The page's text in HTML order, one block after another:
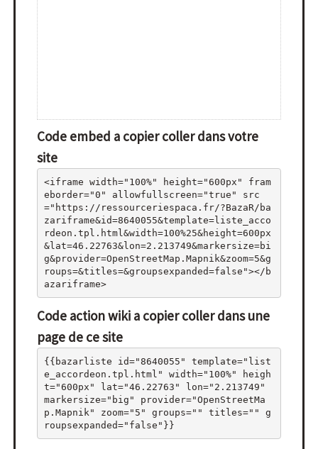
Code embed a copier coller dans votre
site
<iframe width="100%" height="600px" fram
eborder="0" allowfullscreen="true" src
="https://ressourceriespaca.fr/?BazaR/ba
zariframe&id=8640055&template=liste_acco
rdeon.tpl.html&width=100%25&height=600px
&lat=46.22763&lon=2.213749&markersize=bi
g&provider=OpenStreetMap.Mapnik&zoom=5&g
roups=&titles=&groupsexpanded=false"></b
azariframe>
Code action wiki a copier coller dans une
page de ce site
{{bazarliste id="8640055" template="list
e_accordeon.tpl.html" width="100%" heigh
t="600px" lat="46.22763" lon="2.213749"
markersize="big" provider="OpenStreetMa
p.Mapnik" zoom="5" groups="" titles="" g
roupsexpanded="false"}}